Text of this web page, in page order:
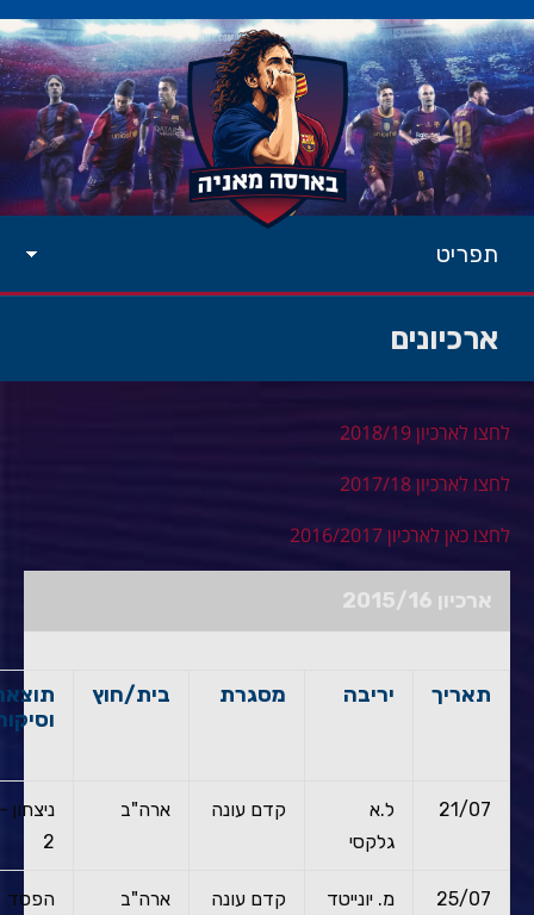
תפריט
ארכיונים
לחצו לארכיון 2018/19
לחצו לארכיון 2017/18
לחצו כאן לארכיון 2016/2017
ארכיון 2015/16
תאריך יריבה מסגרת בית/חוץ
21/07
ל.א
גלקסי
קדם עונה ארה"ב
2
25/07 מ. יונייטד קדם עונה ארה"ב
הפסד